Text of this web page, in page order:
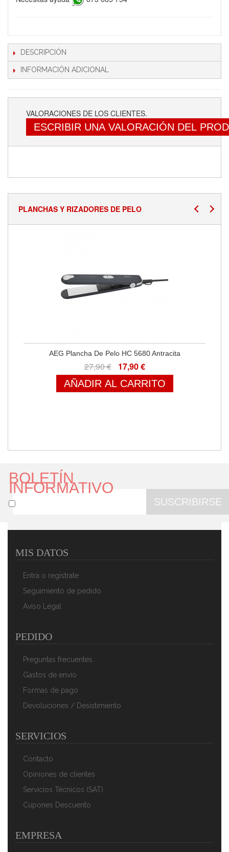
DESCRIPCIÓN
INFORMACIÓN ADICIONAL
VALORACIONES DE LOS CLIENTES.
ESCRIBIR UNA VALORACIÓN DEL
PLANCHAS Y RIZADORES DE PELO
AEG Plancha De Pelo HC 5680 Antracita
27,90 € 17,90 €
AÑADIR AL CARRITO
AÑADIR AL CARRITO
BOLETÍN
INFORMATIVO
SUSCRIBIRSE
MIS DATOS
Entra o regístrate
Seguimiento de pedido
Aviso Legal
PEDIDO
Preguntas frecuentes
Gastos de envío
Formas de pago
Devoluciones / Desistimiento
SERVICIOS
Contacto
Opiniones de clientes
Servicios Técnicos (SAT)
Cupones Descuento
EMPRESA